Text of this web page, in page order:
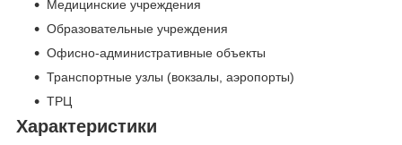
Медицинские учреждения
Образовательные учреждения
Офисно-административные объекты
Транспортные узлы (вокзалы, аэропорты)
ТРЦ
Характеристики